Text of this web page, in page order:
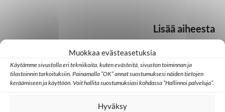
Muokkaa evästeasetuksia
Käytämme sivustolla eri tekniikoita, kuten evästeitä, sivuston toiminnan ja
tilastoinnin tarkoituksiin. Painamalla ”OK” annat suostumuksesi näiden tietojen
keräämiseen ja käyttöön. Voit hallita suostumuksiasi kohdassa ”Hallinnoi palveluja”.
Hyväksy
Lisää aiheesta
Keräys Keski-Aasia
SAT-7